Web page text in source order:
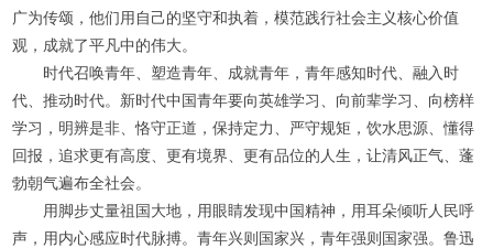
广为传颂，他们用自己的坚守和执着，模范践行社会主义核心价值
观，成就了平凡中的伟大。
时代召唤青年、塑造青年、成就青年，青年感知时代、融入时
代、推动时代。新时代中国青年要向英雄学习、向前辈学习、向榜样
学习，明辨是非、恪守正道，保持定力、严守规矩，饮水思源、懂得
回报，追求更有高度、更有境界、更有品位的人生，让清风正气、蓬
勃朝气遍布全社会。
用脚步丈量祖国大地，用眼睛发现中国精神，用耳朵倾听人民呼
声，用内心感应时代脉搏。青年兴则国家兴，青年强则国家强。鲁迅